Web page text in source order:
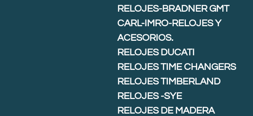
RELOJES-BRADNER GMT
CARL-IMRO-RELOJES Y
ACESORIOS.
RELOJES DUCATI
RELOJES TIME CHANGERS
RELOJES TIMBERLAND
RELOJES -SYE
RELOJES DE MADERA